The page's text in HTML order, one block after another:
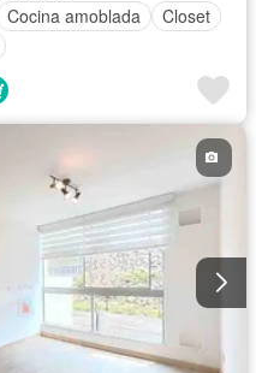
Cocina amoblada
Closet